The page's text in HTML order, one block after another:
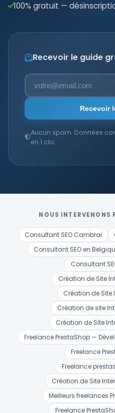
100% gratuit —
Recevoir le guide
Recevoir
Aucun spam. Données
en 1 clic.
NOUS INTERVENONS
Consultant SEO Cambrai
Consultant SEO en
Consultant
Création de Site
Création de Site
Création de site
Création de Site
Freelance PrestaShop —
Freelance
Freelance
Création de Site
Meilleurs freelances
Freelance